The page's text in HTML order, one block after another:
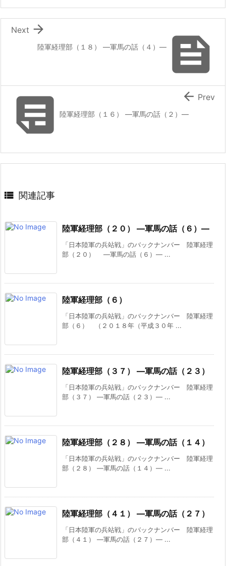

陸軍経理部（１８） ―軍馬の話（４）―

Next
陸軍経理部（１６） ―軍馬の話（２）―
 Prev
 関連記事
陸軍経理部（２０） ―軍馬の話（６）―
「日本陸軍の兵站戦」のバックナンバー 陸軍経理
部（２０） ―軍馬の話（６）― ...
陸軍経理部（６）
「日本陸軍の兵站戦」のバックナンバー 陸軍経理
部（６） （２０１８年（平成３０年 ...
陸軍経理部（３７） ―軍馬の話（２３）
「日本陸軍の兵站戦」のバックナンバー 陸軍経理
部（３７） ―軍馬の話（２３）― ...
陸軍経理部（２８） ―軍馬の話（１４）
「日本陸軍の兵站戦」のバックナンバー 陸軍経理
部（２８） ―軍馬の話（１４）― ...
陸軍経理部（４１） ―軍馬の話（２７）
「日本陸軍の兵站戦」のバックナンバー 陸軍経理
部（４１） ―軍馬の話（２７）― ...